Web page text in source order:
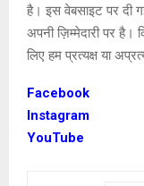
है। इस वेबसाइट पर दी
अपनी ज़िम्मेदारी पर है।
लिए हम प्रत्यक्ष या
Facebook
Instagram
YouTube